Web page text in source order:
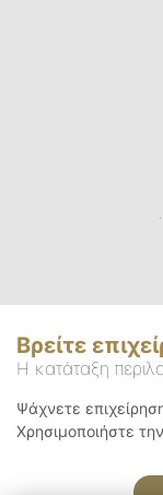
Βρείτε
Η κατάταξη
Ψάχνετε
Χρησιμοποιήστε